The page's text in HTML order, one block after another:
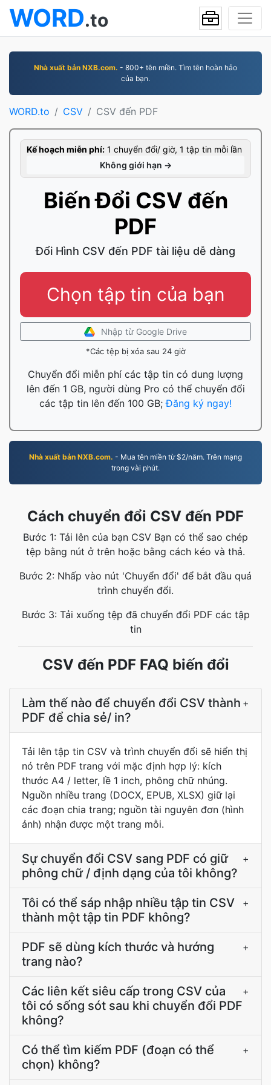
WORD.to
Nhà xuất bản NXB.com. - 800+ tên miền. Tìm tên hoàn hảo
của bạn.
WORD.to CSV CSV đến PDF
Kế hoạch miễn phí: 1 chuyển đổi/ giờ, 1 tập tin mỗi lần
Không giới hạn →
Biến Đổi CSV đến
PDF
Đổi Hình CSV đến PDF tài liệu dễ dàng
Chọn tập tin của bạn
Nhập từ Google Drive
*Các tệp bị xóa sau 24 giờ
Chuyển đổi miễn phí các tập tin có dung lượng
lên đến 1 GB, người dùng Pro có thể chuyển đổi
các tập tin lên đến 100 GB;Đăng ký ngay!
Nhà xuất bản NXB.com. - Mua tên miền từ $2/năm. Trên mạng
trong vài phút.
Cách chuyển đổi CSV đến PDF
Bước 1: Tải lên của bạn CSV Bạn có thể sao chép
tệp bằng nút ở trên hoặc bằng cách kéo và thả.
Bước 2: Nhấp vào nút 'Chuyển đổi' để bắt đầu quá
trình chuyển đổi.
Bước 3: Tải xuống tệp đã chuyển đổi PDF các tập
tin
CSV đến PDF FAQ biến đổi
Làm thế nào để chuyển đổi CSV thành
PDF để chia sẻ/ in?
+
Tải lên tập tin CSV và trình chuyển đổi sẽ hiển thị
nó trên PDF trang với mặc định hợp lý: kích
thước A4 / letter, lề 1 inch, phông chữ nhúng.
Nguồn nhiều trang (DOCX, EPUB, XLSX) giữ lại
các đoạn chia trang; nguồn tài nguyên đơn (hình
ảnh) nhận được một trang mỗi.
Sự chuyển đổi CSV sang PDF có giữ
phông chữ / định dạng của tôi không?
+
Tôi có thể sáp nhập nhiều tập tin CSV
thành một tập tin PDF không?
+
PDF sẽ dùng kích thước và hướng
trang nào?
+
Các liên kết siêu cấp trong CSV của
tôi có sống sót sau khi chuyển đổi PDF
không?
+
Có thể tìm kiếm PDF (đoạn có thể
chọn) không?
+